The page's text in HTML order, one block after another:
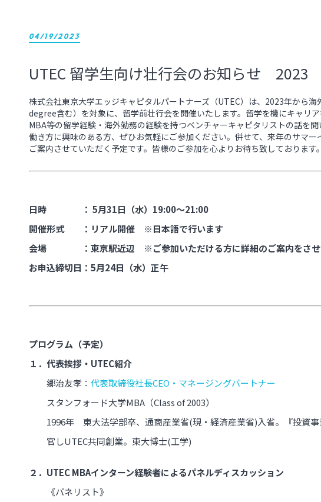
04/19/2023
UTEC 留学生向け壮行会のお知らせ 2023
株式会社東京大学エッジキャピタルパートナーズ（UTEC）は、2023年から
degree含む）を対象に、留学前壮行会を開催いたします。留学を機にキャリ
MBA等の留学経験・海外勤務の経験を持つベンチャーキャピタリストの話を
働き方に興味のある方、ぜひお気軽にご参加ください。併せて、来年のサマ
ご案内させていただく予定です。皆様のご参加を心よりお待ち致しております。
日時 ： 5月31日（水）19:00～21:00
開催形式 ：リアル開催 ※日本語で行います
会場 ：東京駅近辺 ※ご参加いただける方に詳細のご案内をさせ
お申込締切日：5月24日（水）正午
プログラム（予定）
１．代表挨拶・UTEC紹介
郷治友孝： 代表取締役社長CEO・マネージングパートナー
スタンフォード大学MBA（Class of 2003）
1996年 東大法学部卒、通商産業省(現・経済産業省)入省。『投資
官しUTEC共同創業。東大博士(工学)
２．UTEC MBAインターン経験者によるパネルディスカッション
《パネリスト》